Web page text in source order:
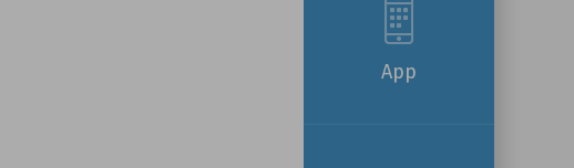
App